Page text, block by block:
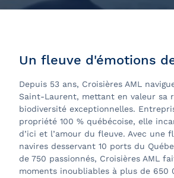
Un fleuve d'émotions
Depuis 53 ans, Croisières AML
Saint-Laurent, mettant en valeur sa
biodiversité exceptionnelles.
propriété 100 % québécoise, elle
d’ici et l’amour du fleuve. Avec une
navires desservant 10 ports du
de 750 passionnés, Croisières AML
moments inoubliables à plus de 650